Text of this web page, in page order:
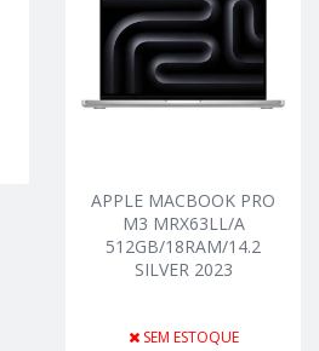
APPLE MACBOOK PRO
M3 MRX63LL/A
512GB/18RAM/14.2
SILVER 2023
SEM ESTOQUE